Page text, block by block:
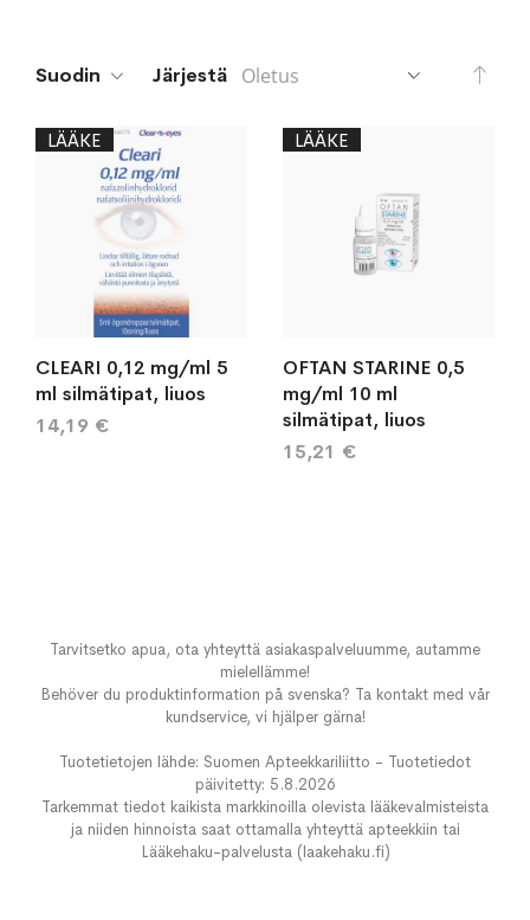
Suodin Järjestä
LÄÄKE
CLEARI 0,12 mg/ml 5
ml silmätipat, liuos
14,19 €
LÄÄKE
OFTAN STARINE 0,5
mg/ml 10 ml
silmätipat, liuos
15,21 €
Tarvitsetko apua, ota yhteyttä asiakaspalveluumme, autamme
mielellämme!
Behöver du produktinformation på svenska? Ta kontakt med vår
kundservice, vi hjälper gärna!
Tuotetietojen lähde: Suomen Apteekkariliitto - Tuotetiedot
päivitetty: 5.8.2026
Tarkemmat tiedot kaikista markkinoilla olevista lääkevalmisteista
ja niiden hinnoista saat ottamalla yhteyttä apteekkiin tai
Lääkehaku-palvelusta (laakehaku.fi)